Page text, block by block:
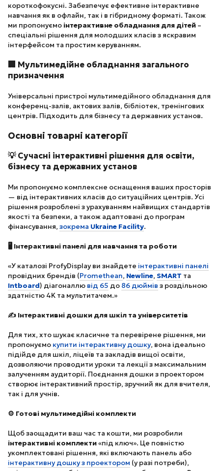
короткофокусні. Забезпечує ефективне інтерактивне
навчання як в офлайн, так і в гібридному форматі. Також
ми пропонуємо інтерактивне обладнання для дітей –
спеціальні рішення для молодших класів з яскравим
інтерфейсом та простим керуванням.
🏢 Мультимедійне обладнання загального
призначення
Універсальні пристрої мультимедійного обладнання для
конференц-залів, актових залів, бібліотек, тренінгових
центрів. Підходить для бізнесу та державних установ.
Основні товарні категорії
💡 Сучасні інтерактивні рішення для освіти,
бізнесу та державних установ
Ми пропонуємо комплексне оснащення ваших просторів
— від інтерактивних класів до ситуаційних центрів. Усі
рішення розроблені з урахуванням найвищих стандартів
якості та безпеки, а також адаптовані до програм
фінансування, зокрема Ukraine Facility.
🖥️ Інтерактивні панелі для навчання та роботи
«У каталозі ProfyDisplay ви знайдете інтерактивні панелі
провідних брендів (Promethean, Newline, SMART та
Intboard) діагоналлю від 65 до 86 дюймів з роздільною
здатністю 4K та мультитачем.»
✍️ Інтерактивні дошки для шкіл та університетів
Для тих, хто шукає класичне та перевірене рішення, ми
пропонуємо купити інтерактивну дошку, вона ідеально
підійде для шкіл, ліцеїв та закладів вищої освіти,
дозволяючи проводити уроки та лекції з максимальним
залученням аудиторії. Поєднання дошки з проектором
створює інтерактивний простір, зручний як для вчителя,
так і для учнів.
⚙️ Готові мультимедійні комплекти
Щоб заощадити ваш час та кошти, ми розробили
інтерактивні комплекти«під ключ». Це повністю
укомплектовані рішення, які включають панель або
інтерактивну дошку з проектором (у разі потреби),